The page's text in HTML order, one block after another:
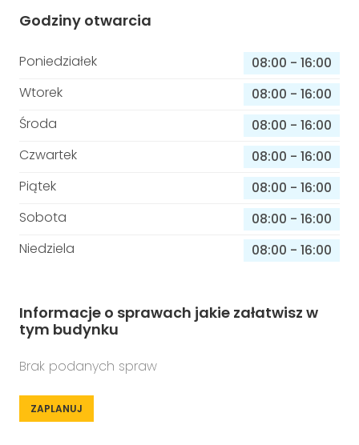
Godziny otwarcia
Poniedziałek 08:00 - 16:00
Wtorek
08:00 - 16:00
Środa
08:00 - 16:00
Czwartek
08:00 - 16:00
Piątek
08:00 - 16:00
Sobota
08:00 - 16:00
Niedziela
08:00 - 16:00
Informacje o sprawach jakie załatwisz w
tym budynku
Brak podanych spraw
ZAPLANUJ